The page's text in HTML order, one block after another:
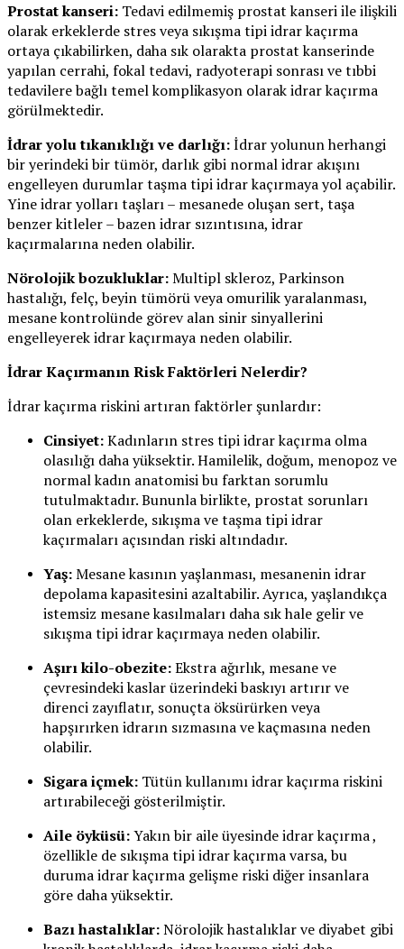
Prostat kanseri: Tedavi edilmemiş prostat kanseri ile ilişkili
olarak erkeklerde stres veya sıkışma tipi idrar kaçırma
ortaya çıkabilirken, daha sık olarakta prostat kanserinde
yapılan cerrahi, fokal tedavi, radyoterapi sonrası ve tıbbi
tedavilere bağlı temel komplikasyon olarak idrar kaçırma
görülmektedir.
İdrar yolu tıkanıklığı ve darlığı:İdrar yolunun herhangi
bir yerindeki bir tümör, darlık gibi normal idrar akışını
engelleyen durumlar taşma tipi idrar kaçırmaya yol açabilir.
Yine idrar yolları taşları – mesanede oluşan sert, taşa
benzer kitleler – bazen idrar sızıntısına, idrar
kaçırmalarına neden olabilir.
Nörolojik bozukluklar:Multipl skleroz, Parkinson
hastalığı, felç, beyin tümörü veya omurilik yaralanması,
mesane kontrolünde görev alan sinir sinyallerini
engelleyerek idrar kaçırmaya neden olabilir.
İdrar Kaçırmanın Risk Faktörleri Nelerdir?
İdrar kaçırma riskini artıran faktörler şunlardır:
Cinsiyet:Kadınların stres tipi idrar kaçırma olma
olasılığı daha yüksektir. Hamilelik, doğum, menopoz ve
normal kadın anatomisi bu farktan sorumlu
tutulmaktadır. Bununla birlikte, prostat sorunları
olan erkeklerde, sıkışma ve taşma tipi idrar
kaçırmaları açısından riski altındadır.
Yaş:Mesane kasının yaşlanması, mesanenin idrar
depolama kapasitesini azaltabilir. Ayrıca, yaşlandıkça
istemsiz mesane kasılmaları daha sık hale gelir ve
sıkışma tipi idrar kaçırmaya neden olabilir.
Aşırı kilo-obezite:Ekstra ağırlık, mesane ve
çevresindeki kaslar üzerindeki baskıyı artırır ve
direnci zayıflatır, sonuçta öksürürken veya
hapşırırken idrarın sızmasına ve kaçmasına neden
olabilir.
Sigara içmek: Tütün kullanımı idrar kaçırma riskini
artırabileceği gösterilmiştir.
Aile öyküsü:Yakın bir aile üyesinde idrar kaçırma ,
özellikle de sıkışma tipi idrar kaçırma varsa, bu
duruma idrar kaçırma gelişme riski diğer insanlara
göre daha yüksektir.
Bazı hastalıklar:Nörolojik hastalıklar ve diyabet gibi